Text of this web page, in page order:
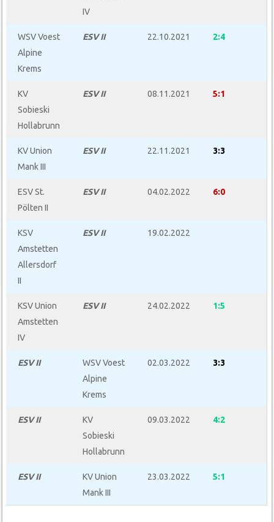
IV
WSV Voest
Alpine
Krems
ESVII 22.10.2021 2:4
KV
Sobieski
Hollabrunn
ESVII 08.11.2021 5:1
KV Union
Mank III
ESVII 22.11.2021 3:3
ESV St.
Pölten II
ESVII 04.02.2022 6:0
KSV
Amstetten
Allersdorf
II
ESVII 19.02.2022
KSV Union
Amstetten
IV
ESVII 24.02.2022 1:5
ESVII
WSV Voest
Alpine
Krems
02.03.2022 3:3
ESVII
KV
Sobieski
Hollabrunn
09.03.2022 4:2
ESVII
KV Union
Mank III
23.03.2022 5:1